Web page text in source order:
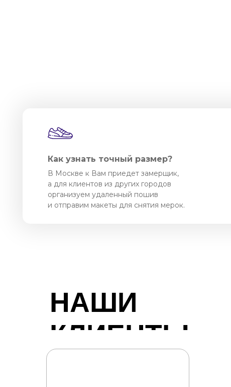
В Москве к Вам приедет замерщик,
а для клиентов из других городов
организуем удаленный пошив
и отправим макеты для снятия мерок.
Как узнать точный размер?
НАШИ
КЛИЕНТЫ